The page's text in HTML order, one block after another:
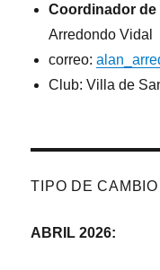
Coordinador
Arredondo Vidal
correo:
Club: Villa de
TIPO DE CAMBIO
ABRIL 2026: